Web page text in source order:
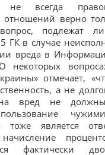
всегда
отношений верно
подлежат
ГК в случае
вреда в
некоторых
отмечает,
а не
на вред не должны
тоже является
начисление
фактически